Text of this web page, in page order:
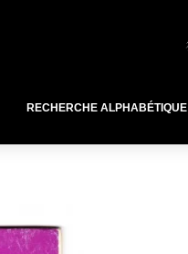
RECHERCHE ALPHABÉTIQUE